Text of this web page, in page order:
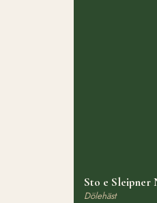
Sto e Sleipner
Dölehäst